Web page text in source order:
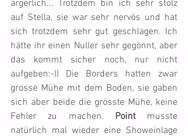
ärgerlich... Trotzdem bin ich sehr stolz
auf Stella, sie war sehr nervös und hat
sich trotzdem sehr gut geschlagen. Ich
hätte ihr einen Nuller sehr gegönnt, aber
das kommt sicher noch, nur nicht
aufgeben:-)) Die Borders hatten zwar
grosse Mühe mit dem Boden, sie gaben
sich aber beide die grösste Mühe, keine
Fehler zu machen. Point musste
natürlich mal wieder eine Showeinlage